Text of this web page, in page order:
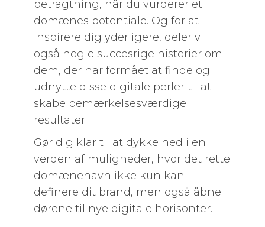
betragtning, når du vurderer et
domænes potentiale. Og for at
inspirere dig yderligere, deler vi
også nogle succesrige historier om
dem, der har formået at finde og
udnytte disse digitale perler til at
skabe bemærkelsesværdige
resultater.
Gør dig klar til at dykke ned i en
verden af muligheder, hvor det rette
domænenavn ikke kun kan
definere dit brand, men også åbne
dørene til nye digitale horisonter.